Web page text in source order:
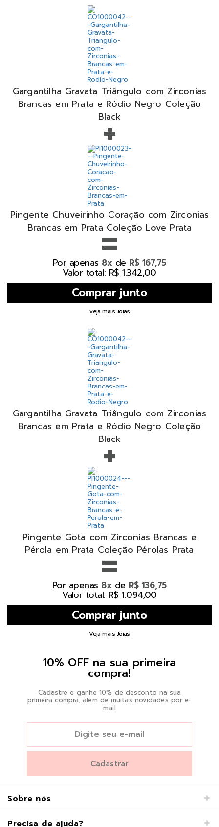
Gargantilha Gravata Triângulo com Zirconias
Brancas em Prata e Ródio Negro Coleção
Black
+
Pingente Chuveirinho Coração com Zirconias
Brancas em Prata Coleção Love Prata
=
Por apenas 8x de R$ 167,75
Valor total: R$ 1.342,00
Veja mais Joias
Gargantilha Gravata Triângulo com Zirconias
Brancas em Prata e Ródio Negro Coleção
Black
+
Pingente Gota com Zirconias Brancas e
Pérola em Prata Coleção Pérolas Prata
=
Por apenas 8x de R$ 136,75
Valor total: R$ 1.094,00
Veja mais Joias
10% OFF na sua primeira
compra!
Cadastre e ganhe 10% de desconto na sua
primeira compra, além de muitas novidades por e-
mail
Sobre nós
Precisa de ajuda?